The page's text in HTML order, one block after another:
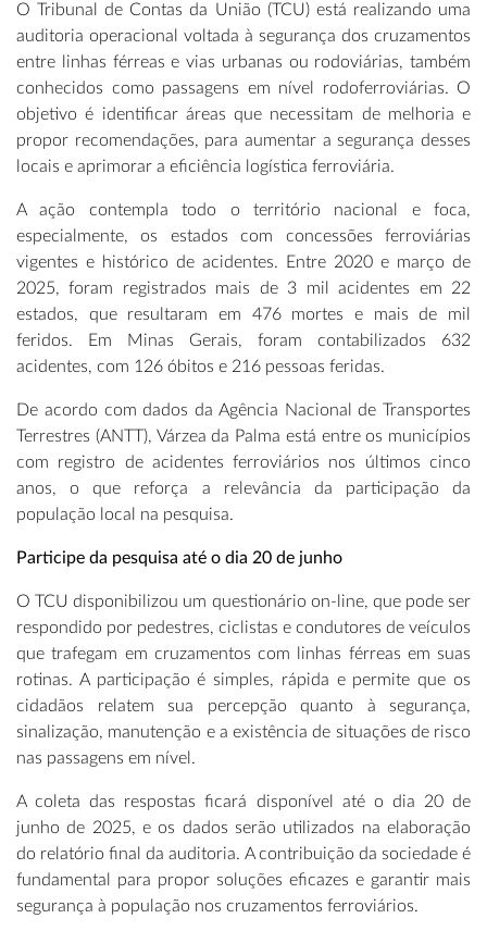
O Tribunal de Contas da União (TCU) está realizando uma
auditoria operacional voltada à segurança dos cruzamentos
entre linhas férreas e vias urbanas ou rodoviárias, também
conhecidos como passagens em nível rodoferroviárias. O
objetivo é identificar áreas que necessitam de melhoria e
propor recomendações, para aumentar a segurança desses
locais e aprimorar a eficiência logística ferroviária.
A ação contempla todo o território nacional e foca,
especialmente, os estados com concessões ferroviárias
vigentes e histórico de acidentes. Entre 2020 e março de
2025, foram registrados mais de 3 mil acidentes em 22
estados, que resultaram em 476 mortes e mais de mil
feridos. Em Minas Gerais, foram contabilizados 632
acidentes, com 126 óbitos e 216 pessoas feridas.
De acordo com dados da Agência Nacional de Transportes
Terrestres (ANTT), Várzea da Palma está entre os municípios
com registro de acidentes ferroviários nos últimos cinco
anos, o que reforça a relevância da participação da
população local na pesquisa.
Participe da pesquisa até o dia 20 de junho
O TCU disponibilizou um questionário on-line, que pode ser
respondido por pedestres, ciclistas e condutores de veículos
que trafegam em cruzamentos com linhas férreas em suas
rotinas. A participação é simples, rápida e permite que os
cidadãos relatem sua percepção quanto à segurança,
sinalização, manutenção e a existência de situações de risco
nas passagens em nível.
A coleta das respostas ficará disponível até o dia 20 de
junho de 2025, e os dados serão utilizados na elaboração
do relatório final da auditoria. A contribuição da sociedade é
fundamental para propor soluções eficazes e garantir mais
segurança à população nos cruzamentos ferroviários.